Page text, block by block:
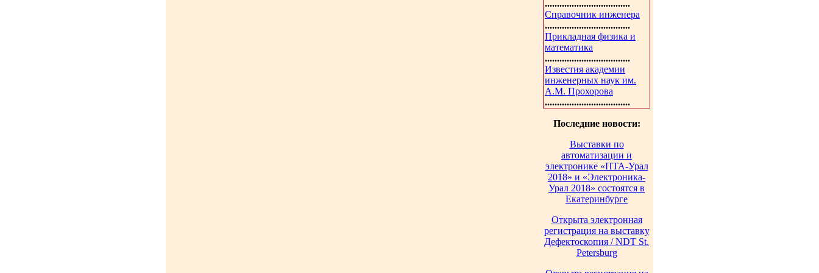
...................................
Справочник инженера
...................................
Прикладная физика и
математика
...................................
Известия академии
инженерных наук им.
А.М. Прохорова
...................................
Последние новости:
Выставки по
автоматизации и
электронике «ПТА-Урал
2018» и «Электроника-
Урал 2018» состоятся в
Екатеринбурге
Открыта электронная
регистрация на выставку
Дефектоскопия / NDT St.
Petersburg